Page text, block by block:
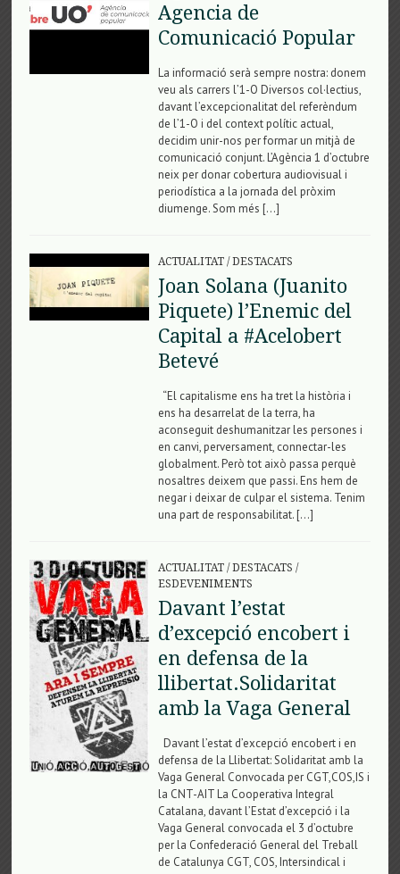
Agencia de
Comunicació Popular
La informació serà sempre nostra: donem
veu als carrers l’1-O Diversos col·lectius,
davant l’excepcionalitat del referèndum
de l’1-O i del context polític actual,
decidim unir-nos per formar un mitjà de
comunicació conjunt. L’Agència 1 d’octubre
neix per donar cobertura audiovisual i
periodística a la jornada del pròxim
diumenge. Som més […]
ACTUALITAT/DESTACATS
Joan Solana (Juanito
Piquete) l’Enemic del
Capital a #Acelobert
Betevé
“El capitalisme ens ha tret la història i
ens ha desarrelat de la terra, ha
aconseguit deshumanitzar les persones i
en canvi, perversament, connectar-les
globalment. Però tot això passa perquè
nosaltres deixem que passi. Ens hem de
negar i deixar de culpar el sistema. Tenim
una part de responsabilitat. […]
ACTUALITAT/DESTACATS /
ESDEVENIMENTS
Davant l’estat
d’excepció encobert i
en defensa de la
llibertat.Solidaritat
amb la Vaga General
Davant l’estat d’excepció encobert i en
defensa de la Llibertat: Solidaritat amb la
Vaga General Convocada per CGT,COS,IS i
la CNT-AIT La Cooperativa Integral
Catalana, davant l’Estat d’excepció i la
Vaga General convocada el 3 d’octubre
per la Confederació General del Treball
de Catalunya CGT, COS, Intersindical i